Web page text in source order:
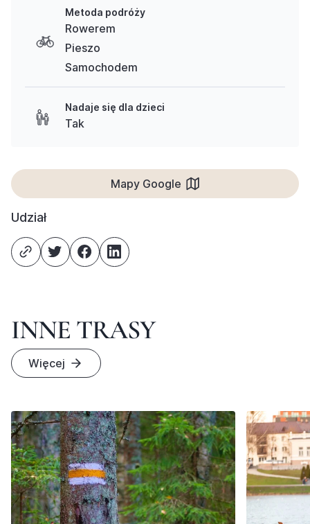
Metoda podróży
Rowerem
Pieszo
Samochodem
Nadaje się dla dzieci
Tak
Mapy Google
Udział
INNE TRASY
Więcej